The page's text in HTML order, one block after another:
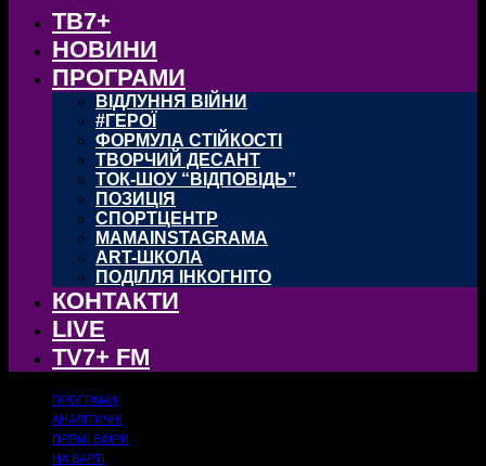
ТВ7+
НОВИНИ
ПРОГРАМИ
ВІДЛУННЯ ВІЙНИ
#ГЕРОЇ
ФОРМУЛА СТІЙКОСТІ
ТВОРЧИЙ ДЕСАНТ
ТОК-ШОУ “ВІДПОВІДЬ”
ПОЗИЦІЯ
СПОРТЦЕНТР
MAMAINSTAGRAMA
ART-ШКОЛА
ПОДІЛЛЯ ІНКОГНІТО
КОНТАКТИ
LIVE
TV7+ FM
ПРОГРАМИ
АНАЛІТИЧНІ
ПРЯМІ ЕФІРИ
НА ВАРТІ